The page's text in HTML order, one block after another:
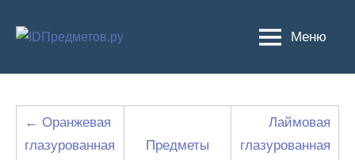
Меню
← Оранжевая
глазурованная
Предметы
Лаймовая
глазурованная